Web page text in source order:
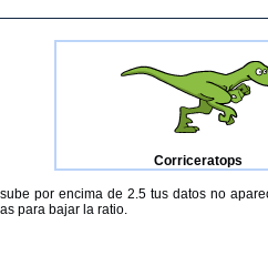
Corriceratops
por encima de 2.5 tus datos no
para bajar la ratio.